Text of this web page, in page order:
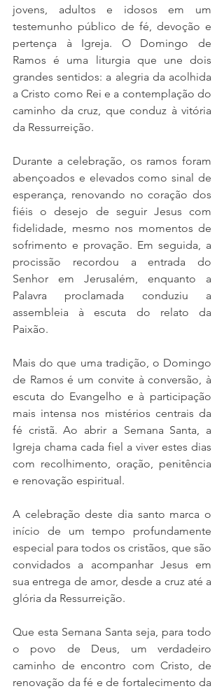
jovens, adultos e idosos em um
testemunho público de fé, devoção e
pertença à Igreja. O Domingo de
Ramos é uma liturgia que une dois
grandes sentidos: a alegria da acolhida
a Cristo como Rei e a contemplação do
caminho da cruz, que conduz à vitória
da Ressurreição.
Durante a celebração, os ramos foram
abençoados e elevados como sinal de
esperança, renovando no coração dos
fiéis o desejo de seguir Jesus com
fidelidade, mesmo nos momentos de
sofrimento e provação. Em seguida, a
procissão recordou a entrada do
Senhor em Jerusalém, enquanto a
Palavra proclamada conduziu a
assembleia à escuta do relato da
Paixão.
Mais do que uma tradição, o Domingo
de Ramos é um convite à conversão, à
escuta do Evangelho e à participação
mais intensa nos mistérios centrais da
fé cristã. Ao abrir a Semana Santa, a
Igreja chama cada fiel a viver estes dias
com recolhimento, oração, penitência
e renovação espiritual.
A celebração deste dia santo marca o
início de um tempo profundamente
especial para todos os cristãos, que são
convidados a acompanhar Jesus em
sua entrega de amor, desde a cruz até a
glória da Ressurreição.
Que esta Semana Santa seja, para todo
o povo de Deus, um verdadeiro
caminho de encontro com Cristo, de
renovação da fé e de fortalecimento da